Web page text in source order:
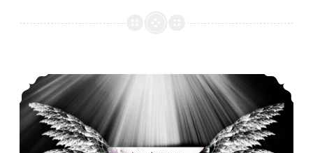
*Rezension* -> Cursed Wings – Fluch und Gabe von Anika Ackermann